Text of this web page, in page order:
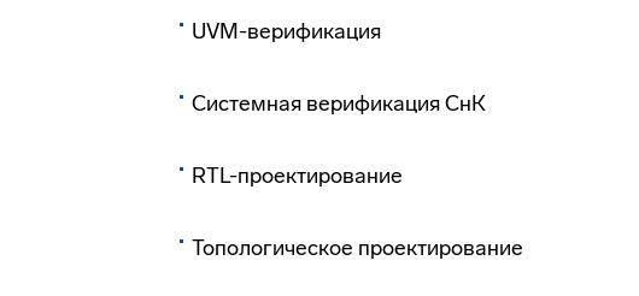
UVM-верификация
Системная верификация СнК
RTL-проектирование
Топологическое проектирование